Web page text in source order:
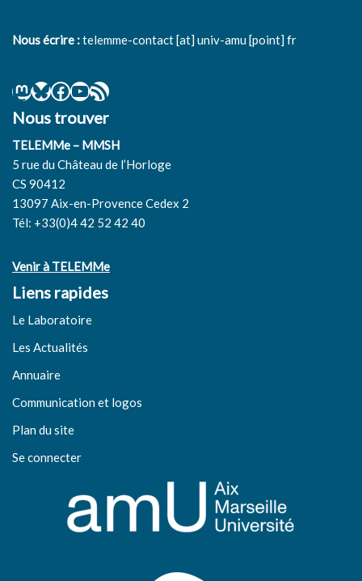
Nous écrire :telemme-contact [at] univ-amu [point] fr
Nous trouver
TELEMMe – MMSH
5 rue du Château de l’Horloge
CS 90412
13097 Aix-en-Provence Cedex 2
Tél: +33(0)4 42 52 42 40
Venir à TELEMMe
Liens rapides
Le Laboratoire
Les Actualités
Annuaire
Communication et logos
Plan du site
Se connecter